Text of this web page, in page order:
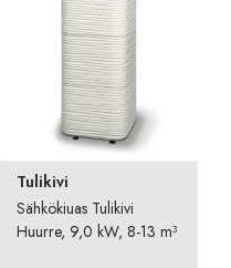
Tulikivi
Sähkökiuas Tulikivi
Huurre, 9,0 kW, 8-13 m³